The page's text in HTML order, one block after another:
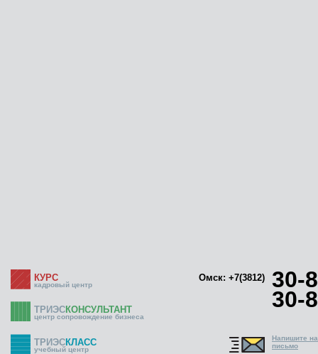
КУРС
кадровый центр
Омск: +7(3812) 30-
30-
ТРИЭСКОНСУЛЬТАНТ
центр сопровождение бизнеса
ТРИЭСКЛАСС
учебный центр
Напишите
письмо